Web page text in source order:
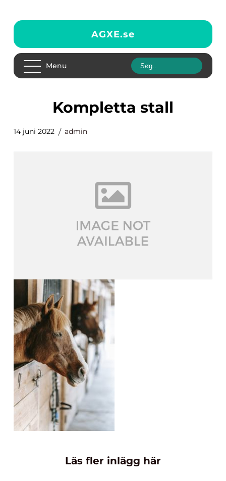
AGXE.se
Menu
kompletta stall
14 juni 2022 admin
Läs fler inlägg här